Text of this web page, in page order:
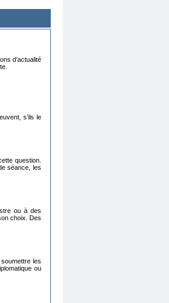
d’actualité
s’ils le
question.
séance, les
ou à des
choix. Des
les
ou